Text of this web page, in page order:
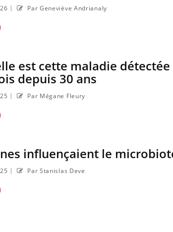
| Par Geneviève Andrianaly
est cette maladie
depuis 30 ans
| Par Mégane Fleury
influençaient le
| Par Stanislas Deve